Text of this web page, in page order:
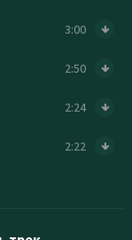
3:00
2:50
2:24
2:22